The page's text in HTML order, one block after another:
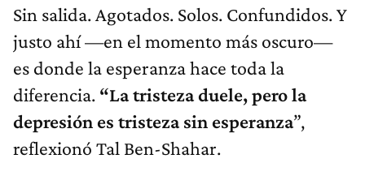
Sin salida. Agotados. Solos. Confundidos. Y
justo ahí —en el momento más oscuro—
es donde la esperanza hace toda la
diferencia. “La tristeza duele, pero la
depresión es tristeza sin esperanza”,
reflexionó Tal Ben-Shahar.